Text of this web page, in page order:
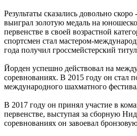
Результаты сказались довольно
выиграл золотую медаль на
первенстве в своей возрастной
спортсмен стал мастером-
года получил гроссмейстерский
Йорден успешно действовал на
соревнованиях. В 2015 году он стал
международного шахматного
В 2017 году он принял участие в
первенстве, выступая за сборную
соревнованиях он завоевал